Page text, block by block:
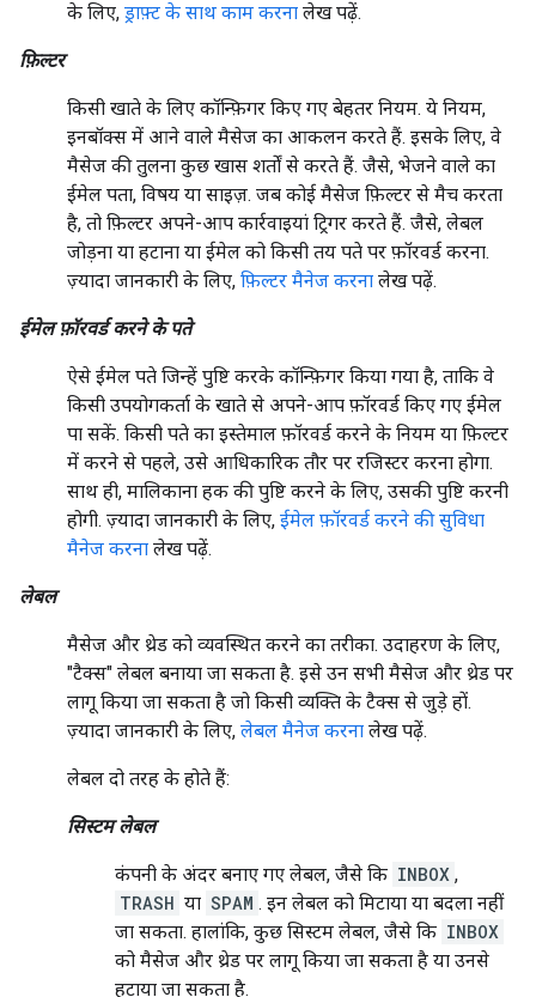
के लिए, ड्राफ़्ट के साथ काम करना लेख पढ़ें.
फ़िल्टर
किसी खाते के लिए कॉन्फ़िगर किए गए बेहतर नियम. ये नियम,
इनबॉक्स में आने वाले मैसेज का आकलन करते हैं. इसके लिए, वे
मैसेज की तुलना कुछ खास शर्तों से करते हैं. जैसे, भेजने वाले का
ईमेल पता, विषय या साइज़. जब कोई मैसेज फ़िल्टर से मैच करता
है, तो फ़िल्टर अपने-आप कार्रवाइयां ट्रिगर करते हैं. जैसे, लेबल
जोड़ना या हटाना या ईमेल को किसी तय पते पर फ़ॉरवर्ड करना.
ज़्यादा जानकारी के लिए, फ़िल्टर मैनेज करना लेख पढ़ें.
ईमेल फ़ॉरवर्ड करने के पते
ऐसे ईमेल पते जिन्हें पुष्टि करके कॉन्फ़िगर किया गया है, ताकि वे
किसी उपयोगकर्ता के खाते से अपने-आप फ़ॉरवर्ड किए गए ईमेल
पा सकें. किसी पते का इस्तेमाल फ़ॉरवर्ड करने के नियम या फ़िल्टर
में करने से पहले, उसे आधिकारिक तौर पर रजिस्टर करना होगा.
साथ ही, मालिकाना हक की पुष्टि करने के लिए, उसकी पुष्टि करनी
होगी. ज़्यादा जानकारी के लिए, ईमेल फ़ॉरवर्ड करने की सुविधा
मैनेज करना लेख पढ़ें.
लेबल
मैसेज और थ्रेड को व्यवस्थित करने का तरीका. उदाहरण के लिए,
"टैक्स" लेबल बनाया जा सकता है. इसे उन सभी मैसेज और थ्रेड पर
लागू किया जा सकता है जो किसी व्यक्ति के टैक्स से जुड़े हों.
ज़्यादा जानकारी के लिए, लेबल मैनेज करना लेख पढ़ें.
लेबल दो तरह के होते हैं:
सिस्टम लेबल
कंपनी के अंदर बनाए गए लेबल, जैसे कि INBOX ,
TRASH या SPAM . इन लेबल को मिटाया या बदला नहीं
जा सकता. हालांकि, कुछ सिस्टम लेबल, जैसे कि INBOX
को मैसेज और थ्रेड पर लागू किया जा सकता है या उनसे
हटाया जा सकता है.